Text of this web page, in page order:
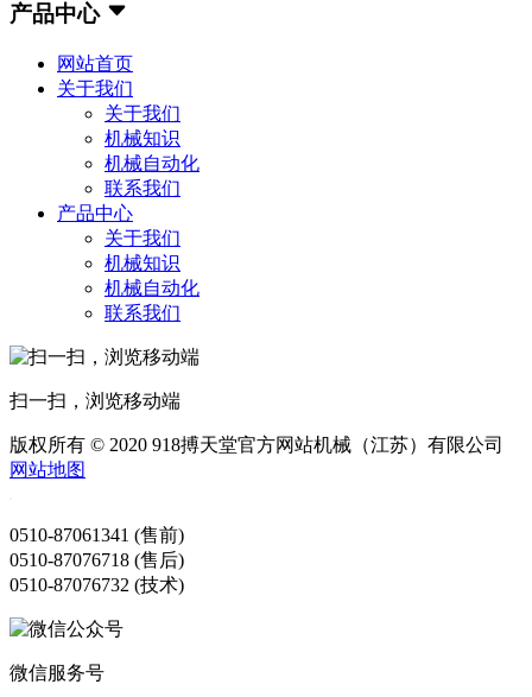
产品中心
网站首页
关于我们
关于我们
机械知识
机械自动化
联系我们
产品中心
关于我们
机械知识
机械自动化
联系我们
扫一扫，浏览移动端
版权所有 © 2020 918搏天堂官方网站机械（江苏）有限公司
网站地图
0510-87061341 (售前)
0510-87076718 (售后)
0510-87076732 (技术)
微信服务号